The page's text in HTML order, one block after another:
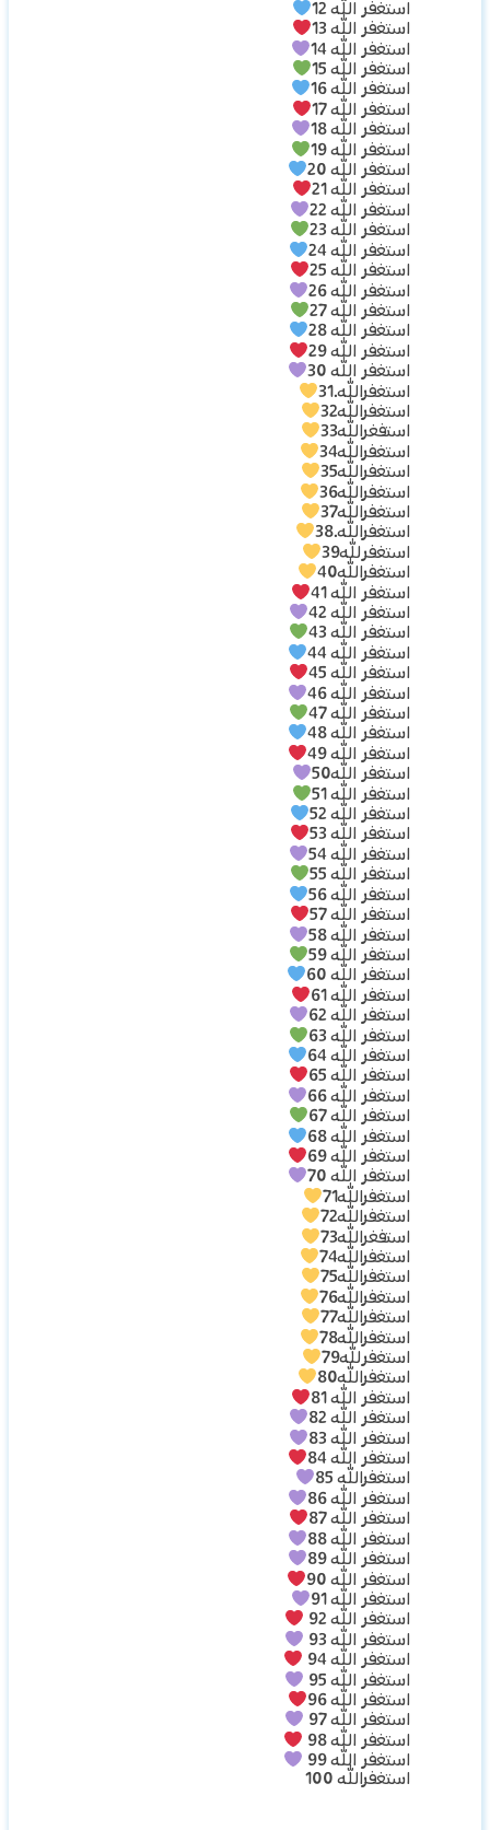
استغفر الله 12
استغفر الله 13
استغفر الله 14
استغفر الله 15
استغفر الله 16
استغفر الله 17
استغفر الله 18
استغفر الله 19
استغفر الله 20
استغفر الله 21
استغفر الله 22
استغفر الله 23
استغفر الله 24
استغفر الله 25
استغفر الله 26
استغفر الله 27
استغفر الله 28
استغفر الله 29
استغفر الله 30
استغفرالله.31
استغفرالله32
استفغرالله33
استغفرالله34
استغفرالله35
استغفرالله36
استغفرالله37
استغفرالله.38
استغفرلله39
استغفرالله40
استغفر الله 41
استغفر الله 42
استغفر الله 43
استغفر الله 44
استغفر الله 45
استغفر الله 46
استغفر الله 47
استغفر الله 48
استغفر الله 49
استغفر الله50
استغفر الله 51
استغفر الله 52
استغفر الله 53
استغفر الله 54
استغفر الله 55
استغفر الله 56
استغفر الله 57
استغفر الله 58
استغفر الله 59
استغفر الله 60
استغفر الله 61
استغفر الله 62
استغفر الله 63
استغفر الله 64
استغفر الله 65
استغفر الله 66
استغفر الله 67
استغفر الله 68
استغفر الله 69
استغفر الله 70
استغفرالله71
استغفرالله72
استفغرالله73
استغفرالله74
استغفرالله75
استغفرالله76
استغفرالله77
استغفرالله78
استغفرلله79
استغفرالله80
استغفر الله 81
استغفر الله 82
استغفر الله 83
استغفر الله 84
استغفرالله 85
استغفر الله 86
استغفر الله 87
استغفر الله 88
استغفر الله 89
استغفر الله 90
استغفر الله 91
استغفر الله 92
استغفر الله 93
استغفر الله 94
استغفر الله 95
استغفر الله 96
استغفر الله 97
استغفر الله 98
استغفر الله 99
استغفرالله 100